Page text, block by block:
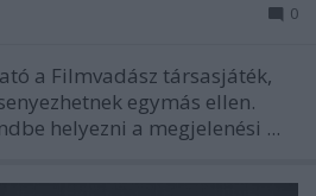
0
a Filmvadász társasjáték,
egymás ellen.
helyezni a megjelenési ...